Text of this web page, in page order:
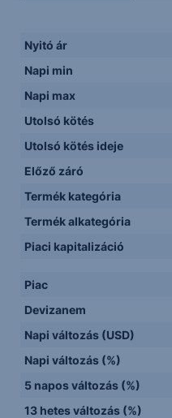
Nyitó ár
Napi min
Napi max
Utolsó kötés
Utolsó kötés ideje
Előző záró
Termék kategória
Termék alkategória
Piaci kapitalizáció
Piac
Devizanem
Napi változás (USD)
Napi változás (%)
5 napos változás (%)
13 hetes változás (%)